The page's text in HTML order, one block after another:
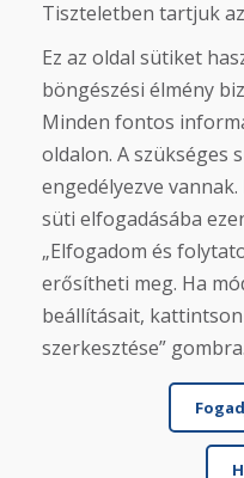
Eshop
Szállítás
Fizetés
Panasz
Áruk
Cookies
Tiszteletben tartjuk
Ez az oldal sütiket
böngészési élmény
Minden fontos
oldalon. A szükséges
engedélyezve
süti elfogadásába
„Elfogadom és
erősítheti meg. Ha
beállításait,
szerkesztése” gombra.